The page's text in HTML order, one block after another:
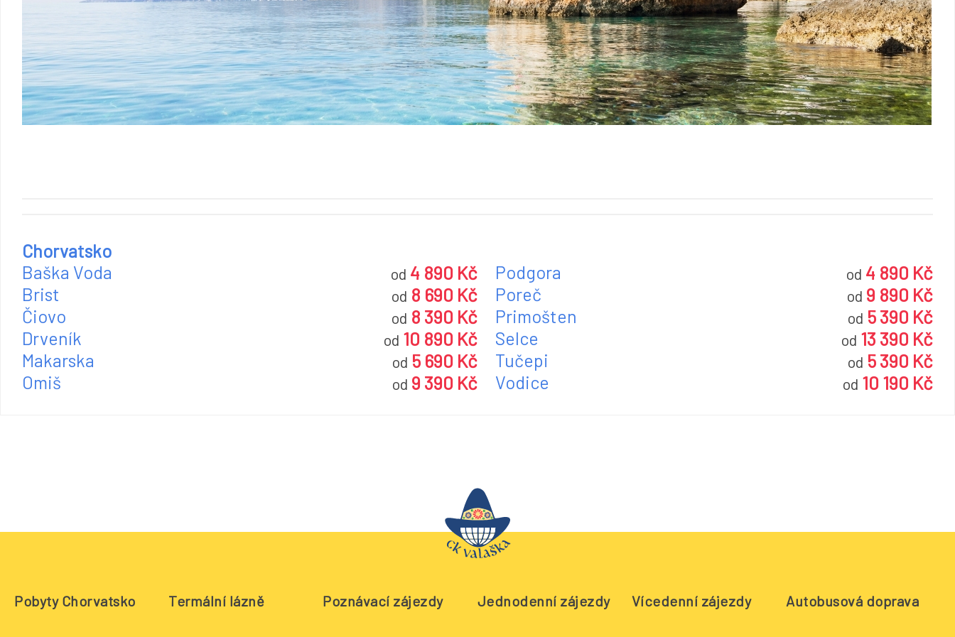
Chorvatsko
Baška Voda
od 4 890 Kč Podgora od 4 890 Kč
Brist od 8 690 Kč Poreč od 9 890 Kč
Čiovo od 8 390 Kč Primošten od 5 390 Kč
Drveník od 10 890 Kč Selce od 13 390 Kč
Makarska od 5 690 Kč Tučepi od 5 390 Kč
Omiš od 9 390 Kč Vodice od 10 190 Kč
Pobyty Chorvatsko Termální lázně Poznávací zájezdy Jednodenní zájezdy Vícedenní zájezdy Autobusová doprava